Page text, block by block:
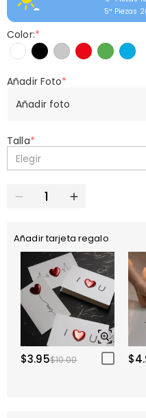
5ª Piezas
Color:*
Añadir Foto*
Añadir foto
Talla*
Elegir
Añadir tarjeta regalo
$3.95$10.00